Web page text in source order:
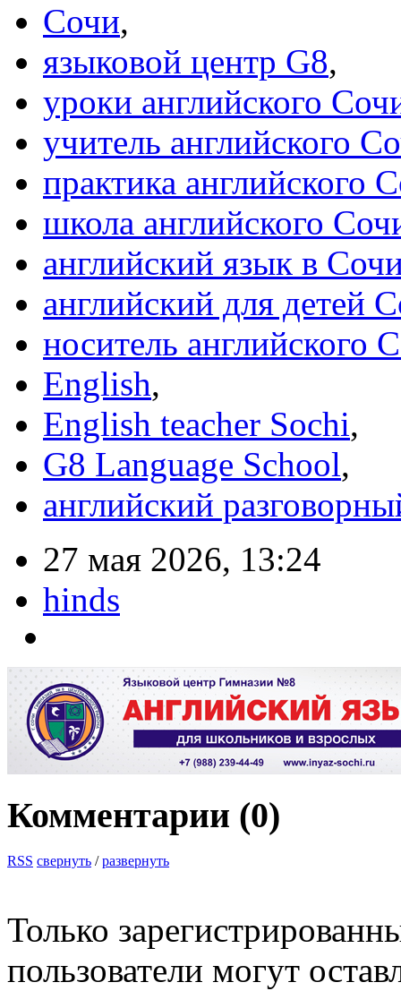
Сочи,
языковой центр G8,
уроки английского
учитель английского
практика английского
школа английского
английский язык в
английский для детей
носитель английского
English,
English teacher Sochi,
G8 Language School,
английский
27 мая 2026, 13:24
hinds
Комментарии (0)
RSS свернуть /развернуть
Только
пользователи могут